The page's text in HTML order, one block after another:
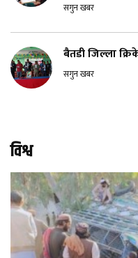
सगुन खबर
बैतडी जिल्ला
सगुन खबर
विश्व